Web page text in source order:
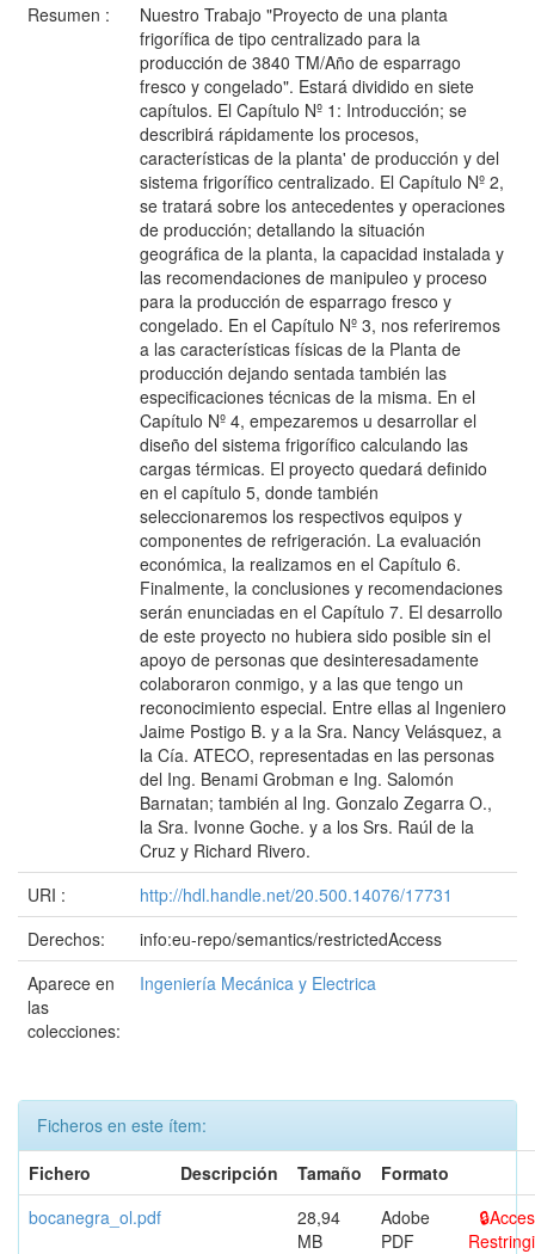
Resumen :
Nuestro Trabajo "Proyecto de una planta
frigorífica de tipo centralizado para la
producción de 3840 TM/Año de esparrago
fresco y congelado". Estará dividido en siete
capítulos. El Capítulo Nº 1: Introducción; se
describirá rápidamente los procesos,
características de la planta' de producción y del
sistema frigorífico centralizado. El Capítulo Nº 2,
se tratará sobre los antecedentes y operaciones
de producción; detallando la situación
geográfica de la planta, la capacidad instalada y
las recomendaciones de manipuleo y proceso
para la producción de esparrago fresco y
congelado. En el Capítulo Nº 3, nos referiremos
a las características físicas de la Planta de
producción dejando sentada también las
especificaciones técnicas de la misma. En el
Capítulo Nº 4, empezaremos u desarrollar el
diseño del sistema frigorífico calculando las
cargas térmicas. El proyecto quedará definido
en el capítulo 5, donde también
seleccionaremos los respectivos equipos y
componentes de refrigeración. La evaluación
económica, la realizamos en el Capítulo 6.
Finalmente, la conclusiones y recomendaciones
serán enunciadas en el Capítulo 7. El desarrollo
de este proyecto no hubiera sido posible sin el
apoyo de personas que desinteresadamente
colaboraron conmigo, y a las que tengo un
reconocimiento especial. Entre ellas al Ingeniero
Jaime Postigo B. y a la Sra. Nancy Velásquez, a
la Cía. ATECO, representadas en las personas
del Ing. Benami Grobman e Ing. Salomón
Barnatan; también al Ing. Gonzalo Zegarra O.,
la Sra. Ivonne Goche. y a los Srs. Raúl de la
Cruz y Richard Rivero.
URI :
http://hdl.handle.net/20.500.14076/17731
Derechos:
info:eu-repo/semantics/restrictedAccess
Aparece en
las
colecciones:
Ingeniería Mecánica y Electrica
Ficheros en este ítem:
Fichero
Descripción Tamaño
Formato
bocanegra_ol.pdf
28,94
MB
Adobe
PDF